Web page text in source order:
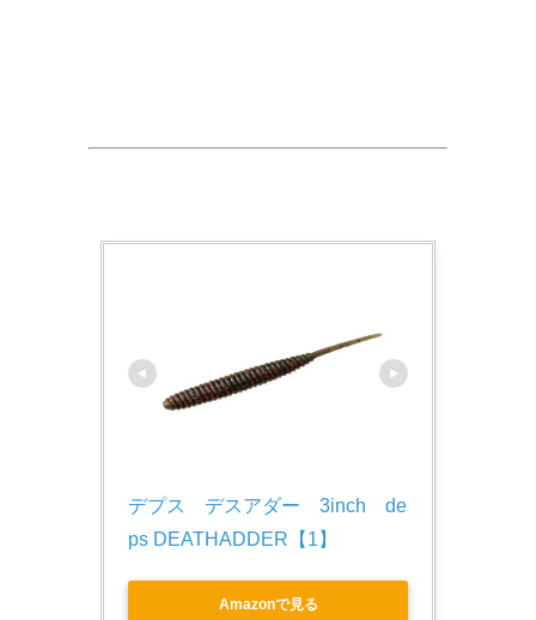
デプス　デスアダー　3inch　de
ps DEATHADDER【1】
Amazonで見る